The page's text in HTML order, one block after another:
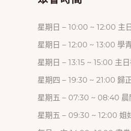
星期日 – 10:00 ~ 12:00 主
星期日 – 12:00 ~ 13:00 學
星期日 – 13:15 ~ 15:00 主
星期四 – 19:30 ~ 21:00 歸
星期五 – 07:30 ~ 08:40 晨
星期五 – 09:30 ~ 12:00 姐